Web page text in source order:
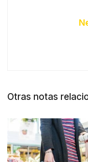
Otras notas